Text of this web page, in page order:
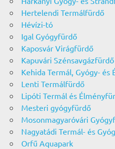
Hertelendi Termálfürdő
Hévízi-tó
Igal Gyógyfürdő
Kaposvár Virágfürdő
Kapuvári Szénsavgázfürdő
Kehida Termál, Gyógy- és
Lenti Termálfürdő
Lipóti Termál és
Mesteri gyógyfürdő
Mosonmagyaróvári
Nagyatádi Termál- és
Orfű Aquapark